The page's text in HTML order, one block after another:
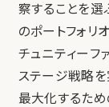
察することを選
のポートフォリ
チュニティーフ
ステージ戦略を
最大化するた